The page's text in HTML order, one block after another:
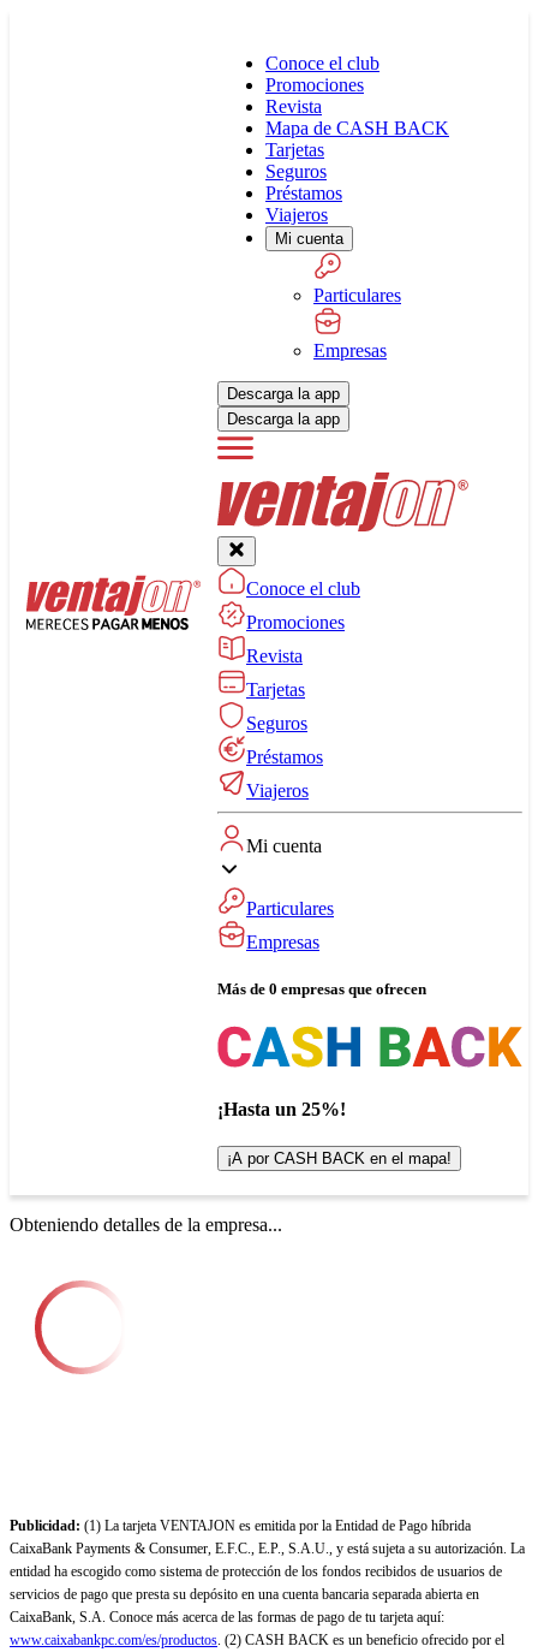
Conoce el club
Promociones
Revista
Mapa de CASH BACK
Tarjetas
Seguros
Préstamos
Viajeros
Mi cuenta
Particulares
Empresas
Descarga la app
Descarga la app
Conoce el club
Promociones
Revista
Tarjetas
Seguros
Préstamos
Viajeros
Mi cuenta
Particulares
Empresas
Más de 0 empresas que ofrecen
¡Hasta un 25%!
¡A por CASH BACK en el mapa!
Obteniendo detalles de la empresa...
Publicidad: (1) La tarjeta VENTAJON es emitida por la Entidad de Pago híbrida
CaixaBank Payments & Consumer, E.F.C., E.P., S.A.U., y está sujeta a su autorización. La
entidad ha escogido como sistema de protección de los fondos recibidos de usuarios de
servicios de pago que presta su depósito en una cuenta bancaria separada abierta en
CaixaBank, S.A. Conoce más acerca de las formas de pago de tu tarjeta aquí:
www.caixabankpc.com/es/productos. (2) CASH BACK es un beneficio ofrecido por el